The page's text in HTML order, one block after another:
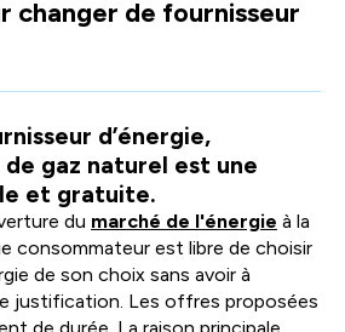
changer de fournisseur
d’énergie,
gaz naturel est une
et gratuite.
du marché de l'énergie à la
consommateur est libre de choisir
de son choix sans avoir à
justification. Les offres proposées